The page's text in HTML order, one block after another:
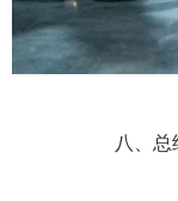
八、总